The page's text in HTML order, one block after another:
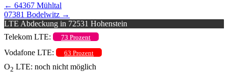
← 64367 Mühltal
07381 Bodelwitz →
LTE Abdeckung in 72531 Hohenstein
Telekom LTE:
73 Prozent
Vodafone LTE: 63 Prozent
O2 LTE: noch nicht möglich